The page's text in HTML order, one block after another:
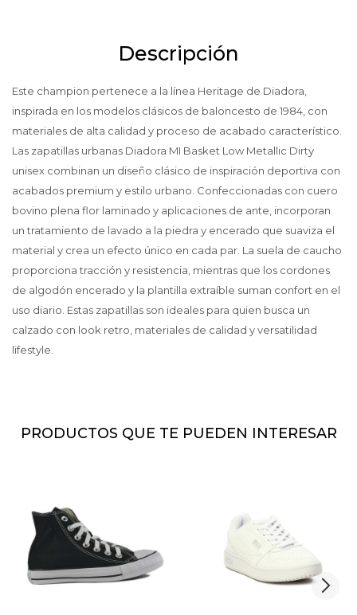
Descripción
Este champion pertenece a la línea Heritage de Diadora,
inspirada en los modelos clásicos de baloncesto de 1984, con
materiales de alta calidad y proceso de acabado característico.
Las zapatillas urbanas Diadora MI Basket Low Metallic Dirty
unisex combinan un diseño clásico de inspiración deportiva con
acabados premium y estilo urbano. Confeccionadas con cuero
bovino plena flor laminado y aplicaciones de ante, incorporan
un tratamiento de lavado a la piedra y encerado que suaviza el
material y crea un efecto único en cada par. La suela de caucho
proporciona tracción y resistencia, mientras que los cordones
de algodón encerado y la plantilla extraíble suman confort en el
uso diario. Estas zapatillas son ideales para quien busca un
calzado con look retro, materiales de calidad y versatilidad
lifestyle.
PRODUCTOS QUE TE PUEDEN INTERESAR